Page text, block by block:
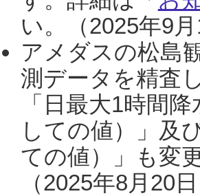
い。（2025年9月
アメダスの松島
測データを精査
「日最大1時間
しての値）」及
ての値）」も変
（2025年8月20日